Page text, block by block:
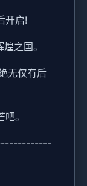
开启!
之国。
无仅有后
。